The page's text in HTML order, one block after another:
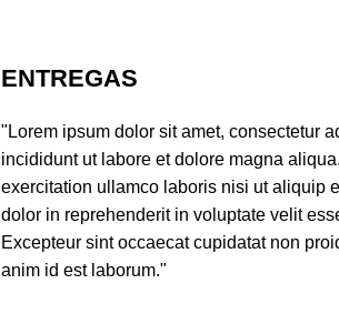
ENTREGAS
"Lorem ipsum dolor sit amet, consectetur
incididunt ut labore et dolore magna
exercitation ullamco laboris nisi ut aliquip
dolor in reprehenderit in voluptate velit
Excepteur sint occaecat cupidatat non
anim id est laborum."